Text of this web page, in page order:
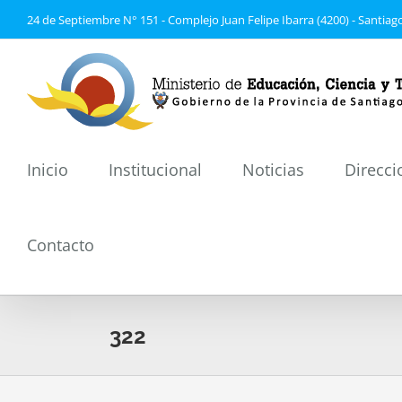
al
24 de Septiembre N° 151 - Complejo Juan Felipe Ibarra (4200) -
Inicio Institucional Noticias
Contacto
322